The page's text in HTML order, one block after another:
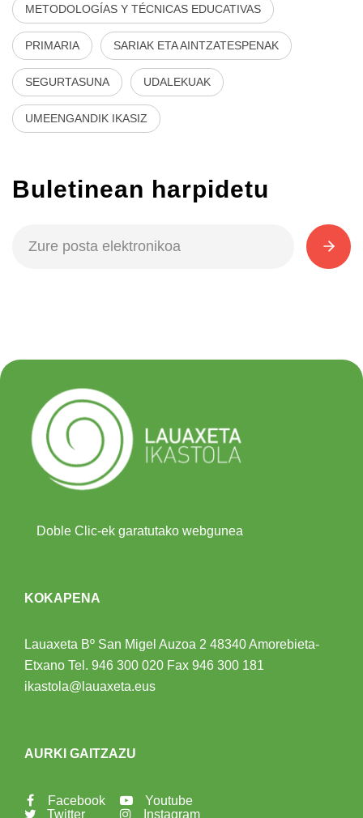
METODOLOGÍAS Y TÉCNICAS EDUCATIVAS
PRIMARIA SARIAK ETA AINTZATESPENAK
SEGURTASUNA UDALEKUAK
UMEENGANDIK IKASIZ
Buletinean harpidetu
Doble Clic-ek garatutako webgunea
KOKAPENA
Lauaxeta Bº San Migel Auzoa 2 48340 Amorebieta-
Etxano Tel. 946 300 020 Fax 946 300 181
ikastola@lauaxeta.eus
AURKI GAITZAZU
Facebook
Twitter
Youtube
Instagram